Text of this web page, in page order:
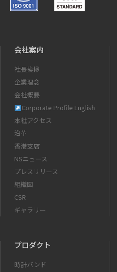
会社案内
社長挨拶
企業理念
会社概要
Corporate Profile English
本社アクセス
沿革
香港支店
NSニュース
プレスリリース
組織図
CSR
ギャラリー
プロダクト
時計バンド